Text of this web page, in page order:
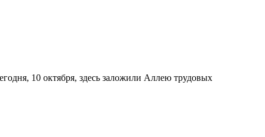
10 октября, здесь заложили Аллею трудовых